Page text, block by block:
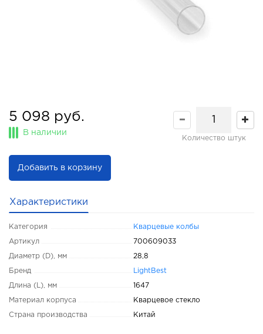
5 098 руб.
В наличии
Количество штук
Добавить в корзину
Характеристики
Категория Кварцевые колбы
Артикул 700609033
Диаметр (D), мм 28,8
Бренд LightBest
Длина (L), мм 1647
Материал корпуса Кварцевое стекло
Страна производства Китай